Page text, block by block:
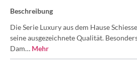
Beschreibung
Die Serie Luxury aus dem Hause
seine ausgezeichnete Qualität.
Dam… Mehr